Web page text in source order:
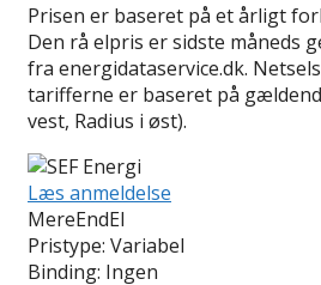
Prisen er baseret på et årligt
Den rå elpris er sidste måneds
fra energidataservice.dk.
tarifferne er baseret på
vest, Radius i øst).
Læs anmeldelse
MereEndEl
Pristype: Variabel
Binding: Ingen